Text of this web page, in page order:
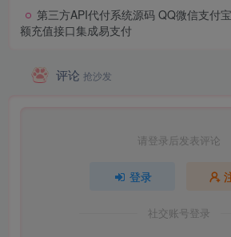
第三方API代付系统源码 QQ微信支付
额充值接口集成易支付
评论 抢沙发
请登录后发表评论
登录
社交账号登录